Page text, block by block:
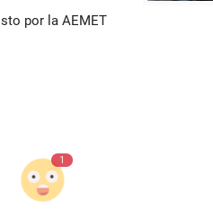
por la AEMET
1